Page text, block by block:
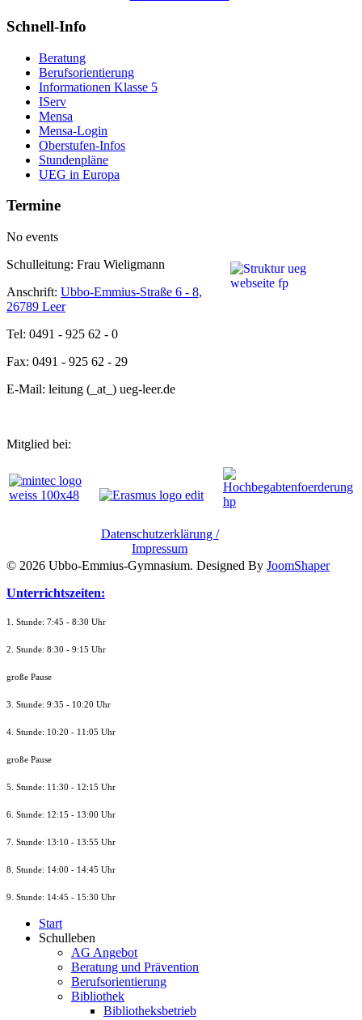
Schnell-Info
Beratung
Berufsorientierung
Informationen Klasse 5
IServ
Mensa
Mensa-Login
Oberstufen-Infos
Stundenpläne
UEG in Europa
Termine
No events
Schulleitung: Frau Wieligmann
Anschrift: Ubbo-Emmius-Straße 6 - 8,
26789 Leer
Tel: 0491 - 925 62 - 0
Fax: 0491 - 925 62 - 29
E-Mail: leitung (_at_) ueg-leer.de
Mitglied bei:
Datenschutzerklärung /
Impressum
© 2026 Ubbo-Emmius-Gymnasium. Designed By JoomShaper
Unterrichtszeiten:
1. Stunde: 7:45 - 8:30 Uhr
2. Stunde: 8:30 - 9:15 Uhr
große Pause
3. Stunde: 9:35 - 10:20 Uhr
4. Stunde: 10:20 - 11:05 Uhr
große Pause
5. Stunde: 11:30 - 12:15 Uhr
6. Stunde: 12:15 - 13:00 Uhr
7. Stunde: 13:10 - 13:55 Uhr
8. Stunde: 14:00 - 14:45 Uhr
9. Stunde: 14:45 - 15:30 Uhr
Start
Schulleben
AG Angebot
Beratung und Prävention
Berufsorientierung
Bibliothek
Bibliotheksbetrieb